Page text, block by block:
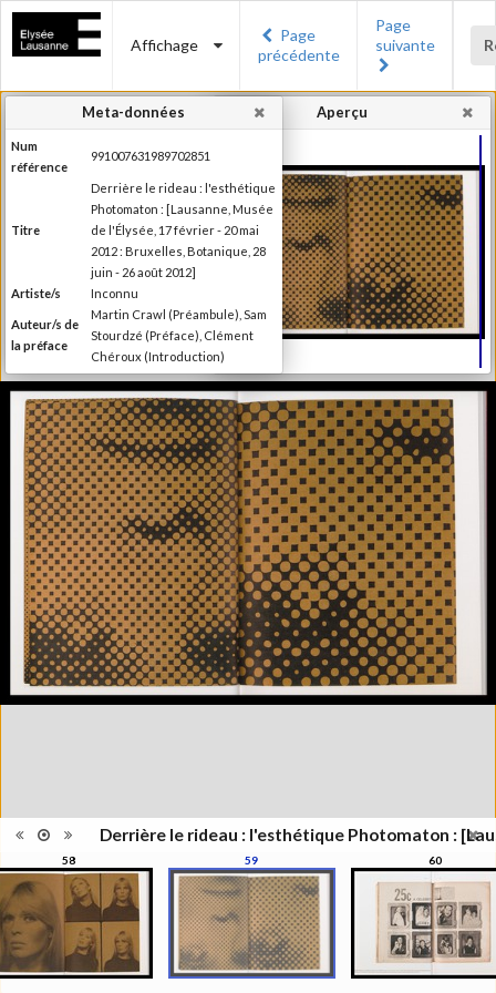
Affichage
Page
précédente
Page
suivante
Derrière le rideau : l'esthétique Photomaton :
58 59 60
Aperçu
Meta-données
Num
référence
991007631989702851
Titre
Derrière le rideau : l'esthétique
Photomaton : [Lausanne, Musée
de l'Élysée, 17 février - 20 mai
2012 : Bruxelles, Botanique, 28
juin - 26 août 2012]
Artiste/s
Inconnu
Auteur/s de
la préface
Martin Crawl (Préambule), Sam
Stourdzé (Préface), Clément
Chéroux (Introduction)
Auteur/s
des textes
Ilsen About (Texte), Nora
Mathys et Kim Timby (Texte),
Clément Chéroux et Giuliano
Sergio (Texte), Brian Meacham
(Texte)
Editeur
Musée de l'Elysée
Lieu
d'édition
Lausanne; Lausanne
Date
d'édition
2012
Catégorie
Figure Humaine
Type de
reliure
Relié
Information
images
Couleur,Noir & Blanc
Nombre de
311 pages